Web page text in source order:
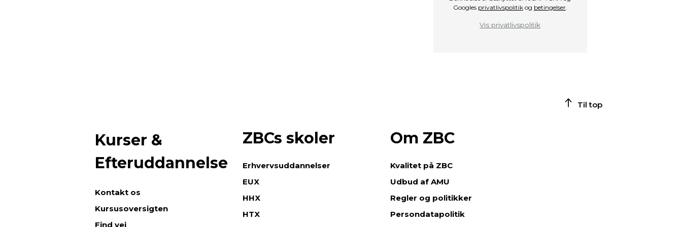
Googles privatlivspolitikog betingelser.
Vis privatlivspolitik
Til top
Kurser &
Efteruddannelse
Kontakt os
Kursusoversigten
Find vej
ZBCs skoler
Erhvervsuddannelser
EUX
HHX
HTX
Om ZBC
Kvalitet på ZBC
Udbud af AMU
Regler og politikker
Persondatapolitik